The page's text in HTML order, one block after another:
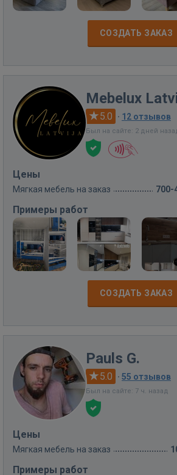
СОЗДАТЬ ЗАКАЗ
Mebelux
5.0 · 12 отзывов
Был на сайте: 2 дней
Цены
Мягкая мебель на заказ 700-
Примеры работ
СОЗДАТЬ ЗАКАЗ
Pauls G.
5.0 · 55 отзывов
Был на сайте: 7 ч. назад
Цены
Мягкая мебель на заказ
Примеры работ